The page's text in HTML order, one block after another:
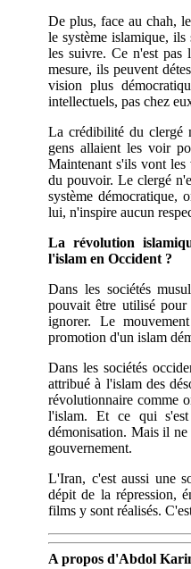
De plus, face au chah,
le système islamique, ils
les suivre. Ce n'est pas
mesure, ils peuvent
vision plus
intellectuels, pas chez
La crédibilité du clergé
gens allaient les voir
Maintenant s'ils vont
du pouvoir. Le clergé
système démocratique,
lui, n'inspire aucun
La révolution
l'islam en Occident ?
Dans les sociétés
pouvait être utilisé
ignorer. Le
promotion d'un islam
Dans les sociétés
attribué à l'islam des
révolutionnaire comme
l'islam. Et ce qui
démonisation. Mais il
gouvernement.
L'Iran, c'est aussi une
dépit de la répression,
films y sont réalisés.
A propos d'Abdol